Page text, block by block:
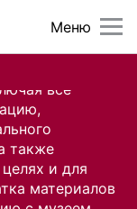
все
также
и для
материалов
Меню